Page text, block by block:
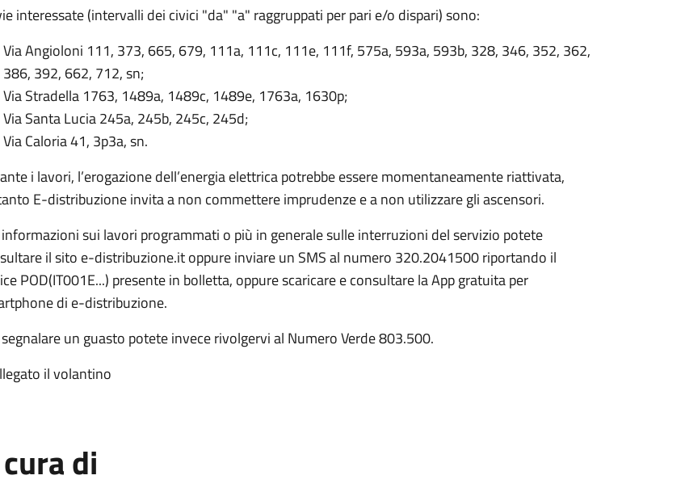
interessate (intervalli dei civici "da" "a" raggruppati per pari e/o dispari) sono:
Via Angioloni 111, 373, 665, 679, 111a, 111c, 111e, 111f, 575a, 593a, 593b, 328, 346, 352, 362,
386, 392, 662, 712, sn;
Via Stradella 1763, 1489a, 1489c, 1489e, 1763a, 1630p;
Via Santa Lucia 245a, 245b, 245c, 245d;
Via Caloria 41, 3p3a, sn.
i lavori, l’erogazione dell’energia elettrica potrebbe essere momentaneamente riattivata,
E-distribuzione invita a non commettere imprudenze e a non utilizzare gli ascensori.
sui lavori programmati o più in generale sulle interruzioni del servizio potete
il sito e-distribuzione.it oppure inviare un SMS al numero 320.2041500 riportando il
POD(IT001E...) presente in bolletta, oppure scaricare e consultare la App gratuita per
di e-distribuzione.
un guasto potete invece rivolgervi al Numero Verde 803.500.
il volantino
di